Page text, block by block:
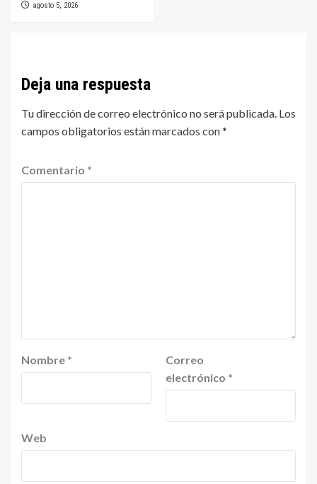
agosto 5, 2026
Deja una respuesta
Tu dirección de correo electrónico no será publicada. Los
campos obligatorios están marcados con*
Comentario *
Nombre *
Correo
electrónico *
Web